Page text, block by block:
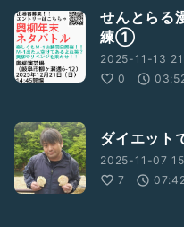
せんとらる
練①
2025-11-13
0
ダイエット
2025-11-07
7